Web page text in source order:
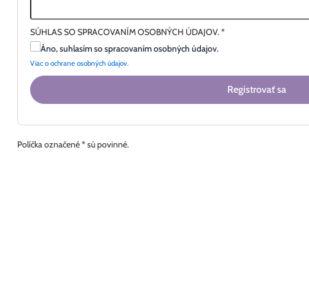
SÚHLAS SO SPRACOVANÍM OSOBNÝCH ÚDAJOV.*
Áno, suhlasím so spracovaním osobných údajov.
Viac o ochrane osobných údajov.
Registrovať sa
Políčka označené * sú povinné.